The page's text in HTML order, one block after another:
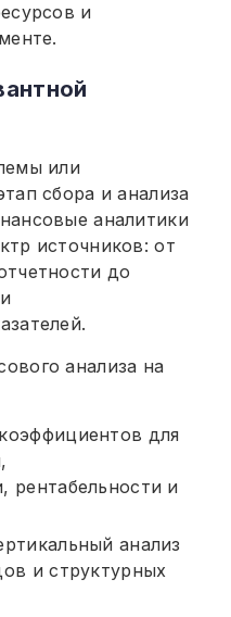
и
или
сбора и анализа
аналитики
источников: от
до
анализа на
для
рентабельности и
анализ
и структурных